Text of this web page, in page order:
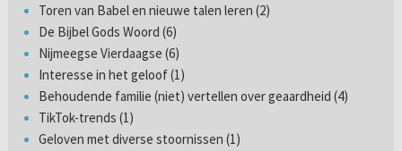
Toren van Babel en nieuwe talen leren (2)
De Bijbel Gods Woord (6)
Nijmeegse Vierdaagse (6)
Interesse in het geloof (1)
Behoudende familie (niet) vertellen over geaardheid (4)
TikTok-trends (1)
Geloven met diverse stoornissen (1)